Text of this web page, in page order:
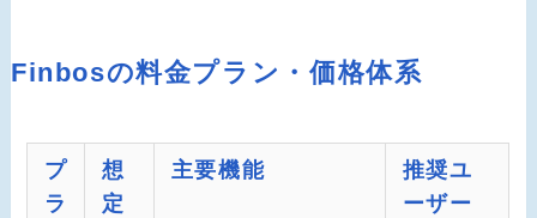
Finbosの料金プラン・価格体系
プ
ラ
想
定
主要機能
推奨ユ
ーザー